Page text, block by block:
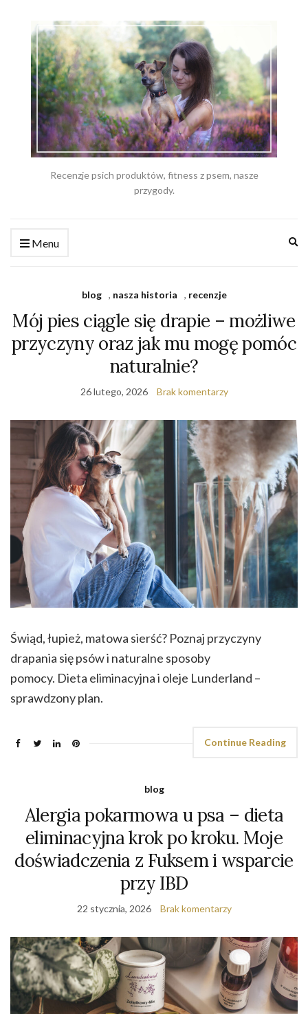
Recenzje psich produktów, fitness z psem, nasze
przygody.
Menu
blog , nasza historia , recenzje
Mój pies ciągle się drapie – możliwe
przyczyny oraz jak mu mogę pomóc
naturalnie?
26 lutego, 2026 Brak komentarzy
Świąd, łupież, matowa sierść? Poznaj przyczyny
drapania się psów i naturalne sposoby
pomocy. Dieta eliminacyjna i oleje Lunderland –
sprawdzony plan.
Continue Reading
blog
Alergia pokarmowa u psa – dieta
eliminacyjna krok po kroku. Moje
doświadczenia z Fuksem i wsparcie
przy IBD
22 stycznia, 2026 Brak komentarzy